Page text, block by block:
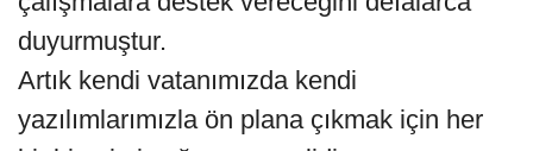
duyurmuştur.
Artık kendi vatanımızda kendi
yazılımlarımızla ön plana çıkmak için her